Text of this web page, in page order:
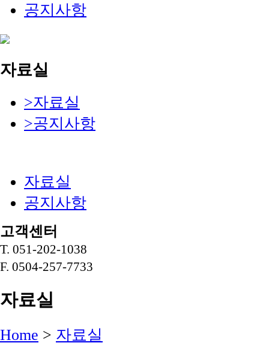
공지사항
자료실
>자료실
>공지사항
자료실
공지사항
고객센터
T. 051-202-1038
F. 0504-257-7733
자료실
Home > 자료실